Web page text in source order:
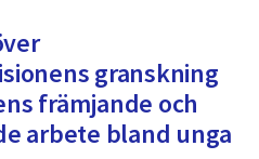
något
av
dem.
granskning
främjande och
arbete bland unga